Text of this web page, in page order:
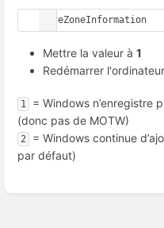
SaveZoneInformation
Mettre la valeur à 1
Redémarrer l'ordinateur
1
= Windows n’enregistre
(donc pas de MOTW)
2
= Windows continue
par défaut)